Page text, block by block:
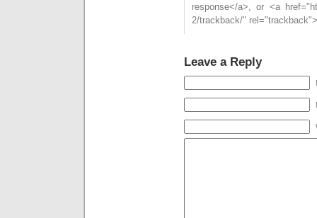
response</a>, or <a
2/trackback/"
Leave a Reply